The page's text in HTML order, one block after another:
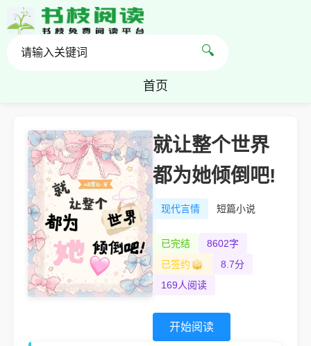
首页
🔍
就让整个世界
都为她倾倒吧!
现代言情 短篇小说
已完结
8602字
已签约
8.7分
169人阅读
开始阅读